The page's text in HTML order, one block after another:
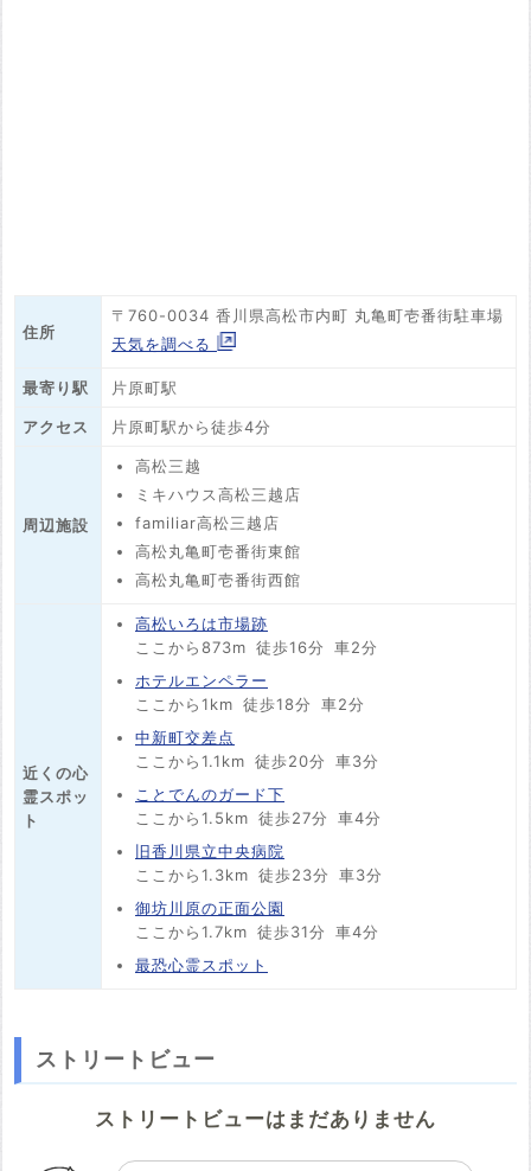
住所
〒760-0034 香川県高松市内町 丸亀町壱番街駐車場
天気を調べる
最寄り駅 片原町駅
アクセス 片原町駅から徒歩4分
周辺施設
高松三越
ミキハウス高松三越店
familiar高松三越店
高松丸亀町壱番街東館
高松丸亀町壱番街西館
近くの心
霊スポッ
ト
高松いろは市場跡
ここから873m 徒歩16分
車2分
ホテルエンペラー
ここから1km 徒歩18分
車2分
中新町交差点
ここから1.1km 徒歩20分
車3分
ことでんのガード下
ここから1.5km 徒歩27分
車4分
旧香川県立中央病院
ここから1.3km 徒歩23分
車3分
御坊川原の正面公園
ここから1.7km 徒歩31分
車4分
最恐心霊スポット
ストリートビュー
ストリートビューはまだありません